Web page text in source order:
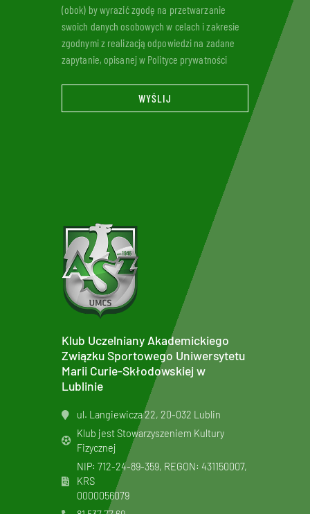
(obok) by wyrazić zgodę na przetwarzanie
swoich danych osobowych w celach i zakresie
zgodnymi z realizacją odpowiedzi na zadane
zapytanie, opisanej w Polityce prywatności
WYŚLIJ
Klub Uczelniany Akademickiego
Związku Sportowego Uniwersytetu
Marii Curie-Skłodowskiej w
Lublinie
ul. Langiewicza 22, 20-032 Lublin
Klub jest Stowarzyszeniem Kultury
Fizycznej
NIP: 712-24-89-359, REGON: 431150007,
KRS
0000056079